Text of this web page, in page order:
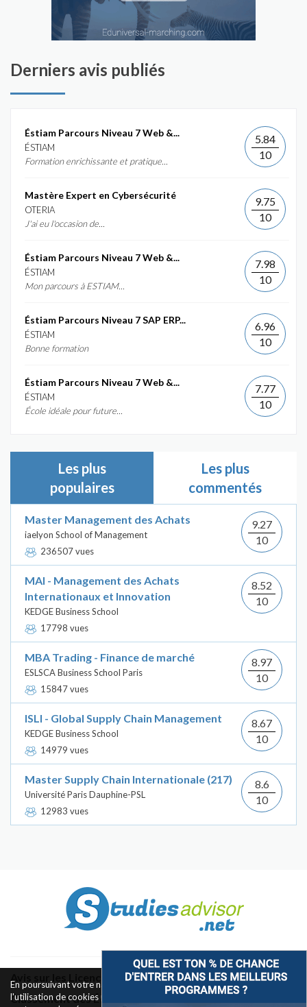
Derniers avis publiés
Éstiam Parcours Niveau 7 Web &...
ÉSTIAM
Formation enrichissante et pratique...
5.84
10
Mastère Expert en Cybersécurité
OTERIA
J'ai eu l'occasion de...
9.75
10
Éstiam Parcours Niveau 7 Web &...
ÉSTIAM
Mon parcours à ESTIAM...
7.98
10
Éstiam Parcours Niveau 7 SAP ERP...
ÉSTIAM
Bonne formation
6.96
10
Éstiam Parcours Niveau 7 Web &...
ÉSTIAM
École idéale pour future...
7.77
10
Les plus
populaires
Les plus
commentés
Master Management des Achats
iaelyon School of Management
236507 vues
9.27
10
MAI - Management des Achats
Internationaux et Innovation
KEDGE Business School
17798 vues
8.52
10
MBA Trading - Finance de marché
ESLSCA Business School Paris
15847 vues
8.97
10
ISLI - Global Supply Chain Management
KEDGE Business School
14979 vues
8.67
10
Master Supply Chain Internationale (217)
Université Paris Dauphine-PSL
12983 vues
8.6
10
Avis sur les Licences & Bachelors
Classement des Écoles
En poursuivant votre navigation sur ce site, vous acceptez
l'utilisation de cookies pour le fonctionnement des boutons de